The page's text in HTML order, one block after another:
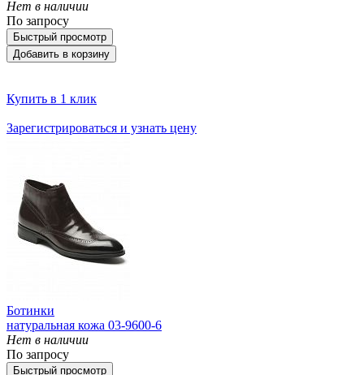
Нет в наличии
По запросу
Быстрый просмотр
Добавить в корзину
Купить в 1 клик
Зарегистрироваться и узнать цену
Ботинки
натуральная кожа 03-9600-6
Нет в наличии
По запросу
Быстрый просмотр